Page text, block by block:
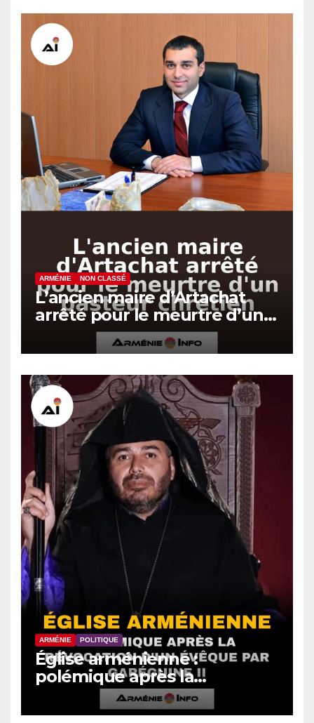
ARMÉNIE NON CLASSÉ
L’ancien maire d’Artachat
arrêté pour le meurtre d’un
pasteur chrétien
ARMÉNIE POLITIQUE
Église arménienne :
polémique après la
révocation d’un évêque par
Garéguine II